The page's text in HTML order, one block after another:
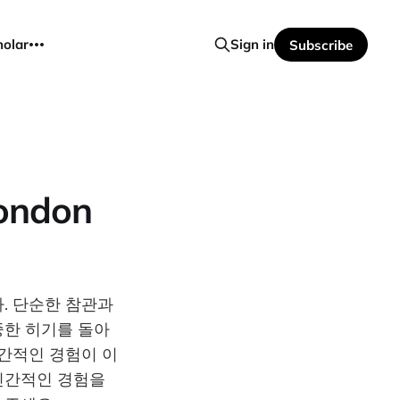
Sign in Subscribe
단순한 참관과
히기를 돌아
적인 경험이 이
적인 경험을